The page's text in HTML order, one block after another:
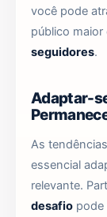
você pode
público maior
seguidores.
Adaptar-
As
essencial
relevante.
desafio pode